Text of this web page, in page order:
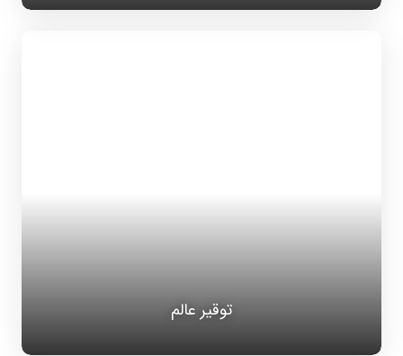
توقیر عالم